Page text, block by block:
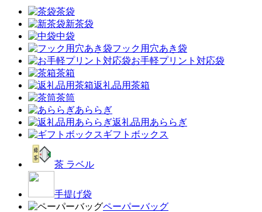
茶袋
新茶袋
中袋
フック用穴あき袋
お手軽プリント対応袋
茶箱
返礼品用茶箱
茶筒
あららぎ
返礼品用あららぎ
ギフトボックス
茶 ラベル
手提げ袋
ペーパーバッグ